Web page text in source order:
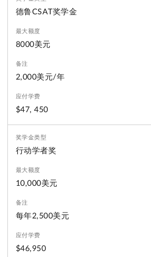
德鲁CSAT奖学金
8000美元
2,000美元/年
$47, 450
行动学者奖
10,000美元
每年2,500美元
$46,950